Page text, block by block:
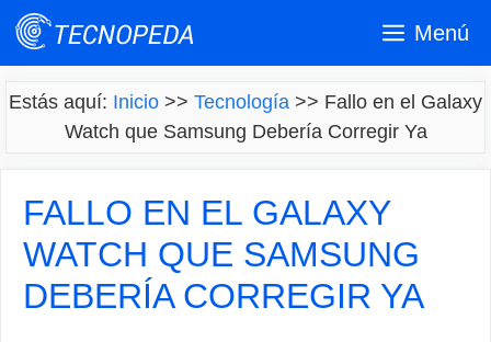
Saltar
Menú
Estás aquí: Inicio >> Tecnología >> Fallo en el Galaxy
Watch que Samsung Debería Corregir Ya
FALLO EN EL GALAXY
WATCH QUE SAMSUNG
DEBERÍA CORREGIR YA